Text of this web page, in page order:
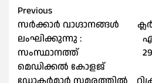
Post
navigation
Previous
സര്‍ക്കാര്‍ വാഗ്ദാനങ്ങള്‍
ലംഘിക്കുന്നു :
സംസ്ഥാനത്ത്
മെഡിക്കല്‍ കോളജ്